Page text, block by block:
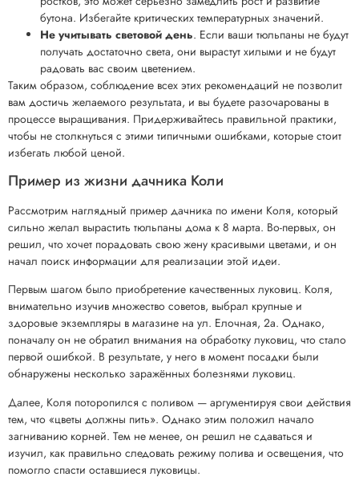
бутона. Избегайте критических температурных значений.
Не учитывать световой день. Если ваши тюльпаны не будут
получать достаточно света, они вырастут хилыми и не будут
радовать вас своим цветением.
Таким образом, соблюдение всех этих рекомендаций не позволит
вам достичь желаемого результата, и вы будете разочарованы в
процессе выращивания. Придерживайтесь правильной практики,
чтобы не столкнуться с этими типичными ошибками, которые стоит
избегать любой ценой.
Пример из жизни дачника Коли
Рассмотрим наглядный пример дачника по имени Коля, который
сильно желал вырастить тюльпаны дома к 8 марта. Во-первых, он
решил, что хочет порадовать свою жену красивыми цветами, и он
начал поиск информации для реализации этой идеи.
Первым шагом было приобретение качественных луковиц. Коля,
внимательно изучив множество советов, выбрал крупные и
здоровые экземпляры в магазине на ул. Елочная, 2а. Однако,
поначалу он не обратил внимания на обработку луковиц, что стало
первой ошибкой. В результате, у него в момент посадки были
обнаружены несколько заражённых болезнями луковиц.
Далее, Коля поторопился с поливом — аргументируя свои действия
тем, что «цветы должны пить». Однако этим положил начало
загниванию корней. Тем не менее, он решил не сдаваться и
изучил, как правильно следовать режиму полива и освещения, что
помогло спасти оставшиеся луковицы.